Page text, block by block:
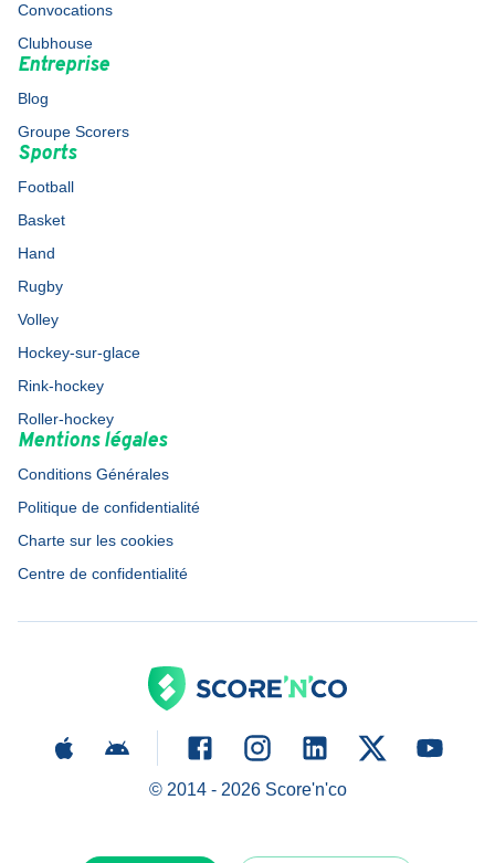
Convocations
Clubhouse
Entreprise
Blog
Groupe Scorers
Sports
Football
Basket
Hand
Rugby
Volley
Hockey-sur-glace
Rink-hockey
Roller-hockey
Mentions légales
Conditions Générales
Politique de confidentialité
Charte sur les cookies
Centre de confidentialité
© 2014 - 2026Score'n'co